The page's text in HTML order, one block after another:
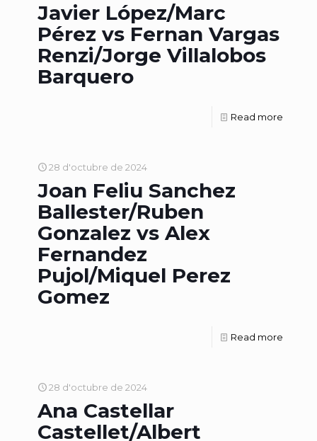
Javier López/Marc
Pérez vs Fernan Vargas
Renzi/Jorge Villalobos
Barquero
Read more
28 d'octubre de 2024
Joan Feliu Sanchez
Ballester/Ruben
Gonzalez vs Alex
Fernandez
Pujol/Miquel Perez
Gomez
Read more
28 d'octubre de 2024
Ana Castellar
Castellet/Albert